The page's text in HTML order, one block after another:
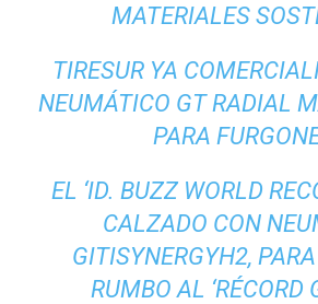
MATERIALES
TIRESUR YA
NEUMÁTICO GT RADIAL
PARA
EL ‘ID. BUZZ WORLD
CALZADO CON
GITISYNERGYH2,
RUMBO AL ‘RÉCORD